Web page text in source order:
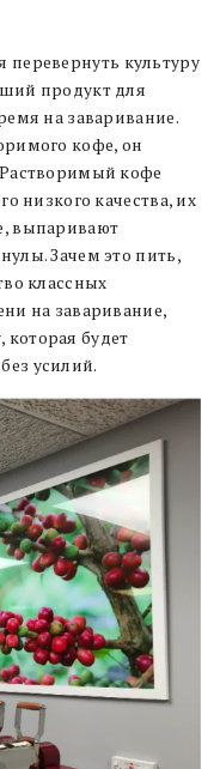
перевернуть культуру
продукт для
на заваривание.
кофе, он
кофе
низкого качества, их
выпаривают
Зачем это пить,
классных
на заваривание,
будет
усилий.